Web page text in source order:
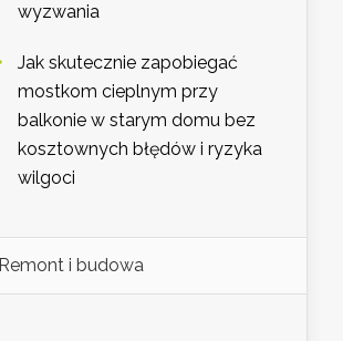
wyzwania
Jak skutecznie zapobiegać
mostkom cieplnym przy
balkonie w starym domu bez
kosztownych błędów i ryzyka
wilgoci
Remont i budowa